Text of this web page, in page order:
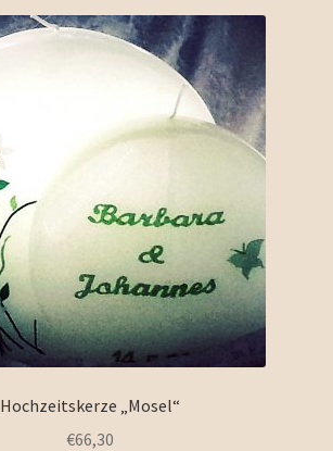
Hochzeitskerze „Mosel“
€66,30